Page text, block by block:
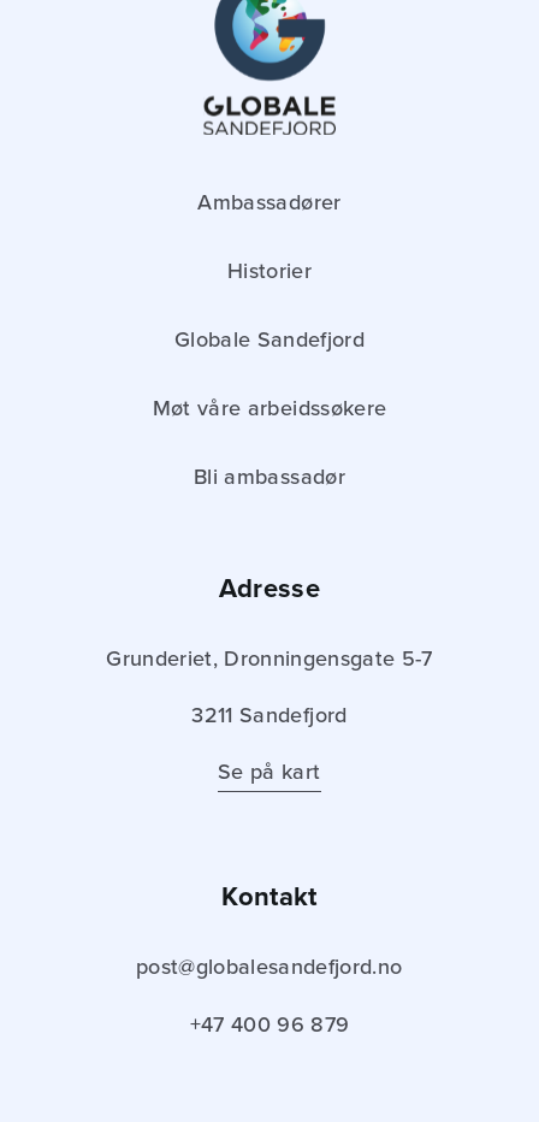
Ambassadører
Historier
Globale Sandefjord
Møt våre arbeidssøkere
Bli ambassadør
Adresse
Grunderiet, Dronningensgate 5-7
3211 Sandefjord
Se på kart
Kontakt
post@globalesandefjord.no
+47 400 96 879